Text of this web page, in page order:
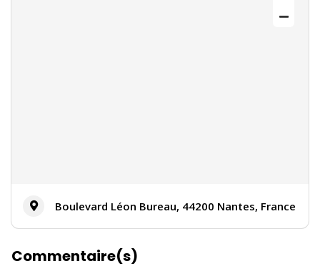
Boulevard Léon Bureau, 44200 Nantes, France
Commentaire(s)